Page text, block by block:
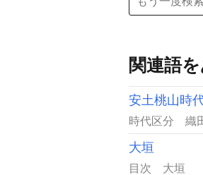
関連語
安土桃山時
時代区分 織
大垣
目次 大垣